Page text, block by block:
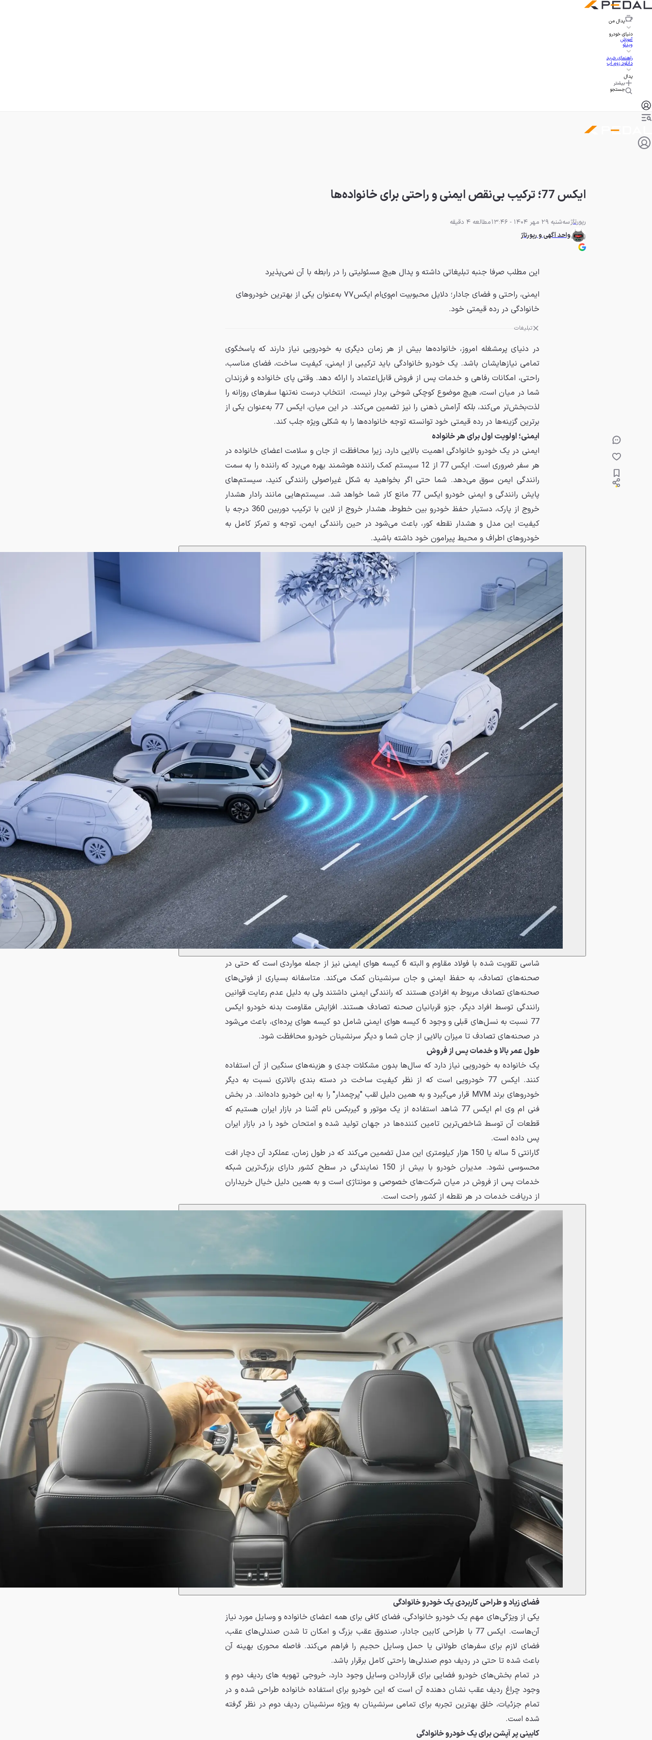
پدال من
دنیای خودرو
آموزش
ویدئو
راهنمای خرید
دانلود زوم اپ
پدال
بیشتر
جستجو
ایکس 77؛ ترکیب بی‌نقص ایمنی و راحتی برای خانواده‌ها
رپورتاژسه‌شنبه 29 مهر 1404 - 13:46
مطالعه 4 دقیقه
واحد آگهی و رپورتاژ
این مطلب صرفا جنبه تبلیغاتی داشته و پدال هیچ مسئولیتی را در رابطه با آن نمی‌پذیرد
ایمنی، راحتی و فضای جادار؛ دلایل محبوبیت ام‌وی‌ام ایکس۷۷ به‌عنوان یکی از بهترین خودروهای
خانوادگی در رده قیمتی خود.
تبلیغات
در دنیای پرمشغله امروز، خانواده‌ها بیش از هر زمان دیگری به خودرویی نیاز دارند که پاسخگوی
تمامی نیازهایشان باشد. یک خودرو خانوادگی باید ترکیبی از ایمنی، کیفیت ساخت، فضای مناسب،
راحتی، امکانات رفاهی و خدمات پس از فروش قابل‌اعتماد را ارائه دهد. وقتی پای خانواده و فرزندان
شما در میان است، هیچ موضوع کوچکی شوخی بردار نیست، انتخاب درست نه‌تنها سفرهای روزانه را
لذت‌بخش‌تر می‌کند، بلکه آرامش ذهنی را نیز تضمین می‌کند. در این میان، ایکس 77 به‌عنوان یکی از
برترین گزینه‌ها در رده قیمتی خود توانسته توجه خانواده‌ها را به شکلی ویژه جلب کند.
ایمنی؛ اولویت اول برای هر خانواده
ایمنی در یک خودرو خانوادگی اهمیت بالایی دارد، زیرا محافظت از جان و سلامت اعضای خانواده در
هر سفر ضروری است. ایکس 77 از 12 سیستم کمک راننده هوشمند بهره می‌برد که راننده را به سمت
رانندگی ایمن سوق می‌دهد. شما حتی اگر بخواهید به شکل غیراصولی رانندگی کنید، سیستم‌های
پایش رانندگی و ایمنی خودرو ایکس 77 مانع کار شما خواهد شد. سیستم‌هایی مانند رادار هشدار
خروج از پارک، دستیار حفظ خودرو بین خطوط، هشدار خروج از لاین با ترکیب دوربین 360 درجه با
کیفیت این مدل و هشدار نقطه کور، باعث می‌شود در حین رانندگی ایمن، توجه و تمرکز کامل به
خودروهای اطراف و محیط پیرامون خود داشته باشید.
شاسی تقویت شده با فولاد مقاوم و البته 6 کیسه هوای ایمنی نیز از جمله مواردی است که حتی در
صحنه‌های تصادف، به حفظ ایمنی و جان سرنشینان کمک می‌کند. متاسفانه بسیاری از فوتی‌های
صحنه‌های تصادف مربوط به افرادی هستند که رانندگی ایمنی داشتند ولی به دلیل عدم رعایت قوانین
رانندگی توسط افراد دیگر، جزو قربانیان صحنه تصادف هستند. افزایش مقاومت بدنه خودرو ایکس
77 نسبت به نسل‌های قبلی و وجود 6 کیسه هوای ایمنی شامل دو کیسه هوای پرده‌ای، باعث می‌شود
در صحنه‌های تصادف تا میزان بالایی از جان شما و دیگر سرنشینان خودرو محافظت شود.
طول عمر بالا و خدمات پس از فروش
یک خانواده به خودرویی نیاز دارد که سال‌ها بدون مشکلات جدی و هزینه‌های سنگین از آن استفاده
کنند. ایکس 77 خودرویی است که از نظر کیفیت ساخت در دسته بندی بالاتری نسبت به دیگر
خودروهای برند MVM قرار می‌گیرد و به همین دلیل لقب "پرچمدار" را به این خودرو داده‌اند. در بخش
فنی ام وی ام ایکس 77 شاهد استفاده از یک موتور و گیربکس نام آشنا در بازار ایران هستیم که
قطعات آن توسط شاخص‌ترین تامین کننده‌ها در جهان تولید شده و امتحان خود را در بازار ایران
پس داده است.
گارانتی 5 ساله یا 150 هزار کیلومتری این مدل تضمین می‌کند که در طول زمان، عملکرد آن دچار افت
محسوسی نشود. مدیران خودرو با بیش از 150 نمایندگی در سطح کشور دارای بزرگ‌ترین شبکه
خدمات پس از فروش در میان شرکت‌های خصوصی و مونتاژی است و به همین دلیل خیال خریداران
از دریافت خدمات در هر نقطه از کشور راحت است.
فضای زیاد و طراحی کاربردی یک خودرو خانوادگی
یکی از ویژگی‌های مهم یک خودرو خانوادگی، فضای کافی برای همه اعضای خانواده و وسایل مورد نیاز
آن‌هاست. ایکس 77 با طراحی کابین جادار، صندوق عقب بزرگ و امکان تا شدن صندلی‌های عقب،
فضای لازم برای سفرهای طولانی یا حمل وسایل حجیم را فراهم می‌کند. فاصله محوری بهینه آن
باعث شده تا حتی در ردیف دوم صندلی‌ها راحتی کامل برقرار باشد.
در تمام بخش‌های خودرو فضایی برای قراردادن وسایل وجود دارد، خروجی تهویه های ردیف دوم و
وجود چراغ ردیف عقب نشان دهنده آن است که این خودرو برای استفاده خانواده طراحی شده و در
تمام جزئیات، خلق بهترین تجربه برای تمامی سرنشینان به ویژه سرنشینان ردیف دوم در نظر گرفته
شده است.
کابینی پر آپشن برای یک خودرو خانوادگی